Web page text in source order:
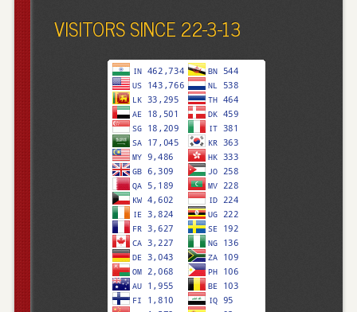
VISITORS SINCE 22-3-13